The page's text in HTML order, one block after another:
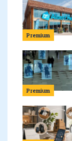
Premium
Premium